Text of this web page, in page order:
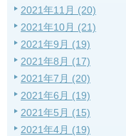
2021年11月 (20)
2021年10月 (21)
2021年9月 (19)
2021年8月 (17)
2021年7月 (20)
2021年6月 (19)
2021年5月 (15)
2021年4月 (19)